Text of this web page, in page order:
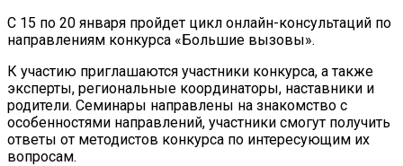
С 15 по 20 января пройдет цикл онлайн-консультаций по
направлениям конкурса «Большие вызовы».
К участию приглашаются участники конкурса, а также
эксперты, региональные координаторы, наставники и
родители. Семинары направлены на знакомство с
особенностями направлений, участники смогут получить
ответы от методистов конкурса по интересующим их
вопросам.